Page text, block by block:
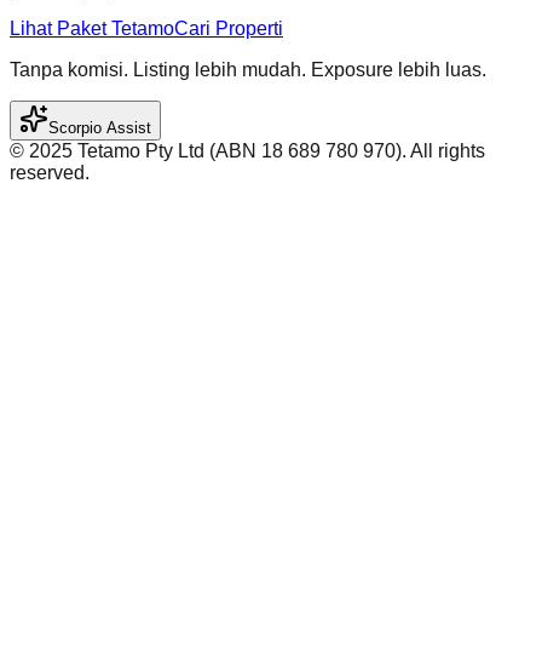
Lihat Paket TetamoCari Properti
Tanpa komisi. Listing lebih mudah. Exposure lebih luas.
Scorpio Assist
©️ 2025 Tetamo Pty Ltd (ABN 18 689 780 970). All rights
reserved.